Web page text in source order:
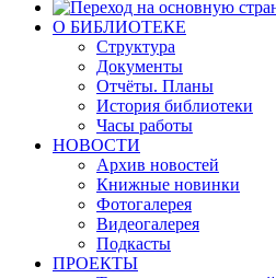
О БИБЛИОТЕКЕ
Структура
Документы
Отчёты. Планы
История библиотеки
Часы работы
НОВОСТИ
Архив новостей
Книжные новинки
Фотогалерея
Видеогалерея
Подкасты
ПРОЕКТЫ